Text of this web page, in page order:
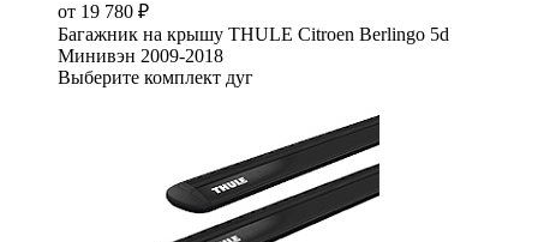
от 19 780 ₽
Багажник на крышу THULE Citroen Berlingo 5d
Минивэн 2009-2018
Выберите комплект дуг